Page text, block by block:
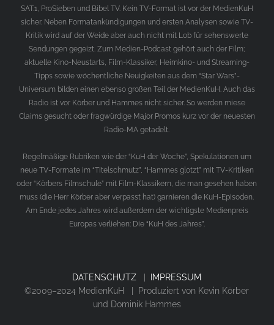
SAT.1, ProSieben und Bibel TV. Kein TV-Format ist vor der MedienKuH
sicher. Neben Formatankündigungen und ersten Analysen sowie TV-
Kritik wird auf der Weide aber auch nicht mit Lob für sehenswerte
Sendungen gegeizt. Zum Medien-Podcast gehört auch der Film;
aktuelle Kino-Neustarts, Film-Klassiker, Heimkino- und Streaming-
Tipps sowie wöchentliche Neuigkeiten aus dem “Star Wars”-
Universum bilden einen ebenso großen Teil der MedienKuH. Auch das
Radio ist vor Körber und Hammes nicht sicher. So werden miese
Claims gesucht oder fragwürdige Major Promos kurz vor der neuesten
Radio-MA getadelt.
Regelmäßige Rubriken wie der “KuH der Woche”, Spekulationen um
neue TV-Formate im “Titelschmutz”, “Hammes glotzt” mit TV-Kritiken
oder “Körbers Filmschule” mit Film-Klassikern, die man gesehen haben
muss (die Herr Körber aber verpasst hat) garnieren die KuH-Episoden.
Am Ende jedes Jahres wird außerdem der wichtigste Medienpreis
Europas verliehen: Die “KuH des Jahres”.
DATENSCHUTZ
IMPRESSUM
©2009–2024 MedienKuH | Produziert von Kevin Körber
und Dominik Hammes